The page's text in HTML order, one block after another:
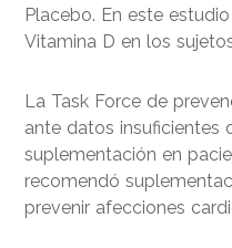
Placebo. En este
Vitamina D en los
La Task Force de
ante datos insuficientes
suplementación en
recomendó
prevenir afecciones